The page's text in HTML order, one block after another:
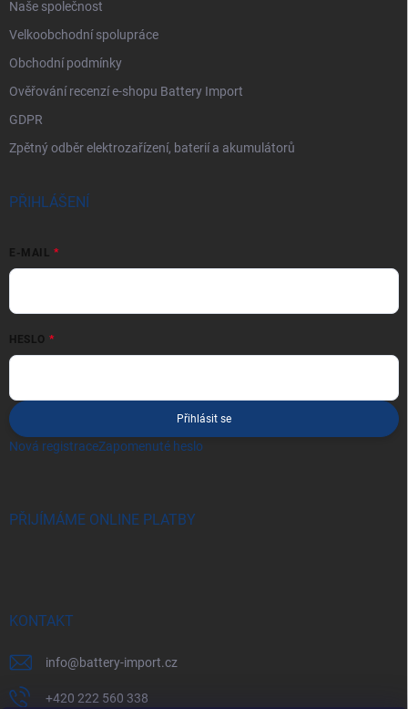
Naše společnost
Velkoobchodní spolupráce
Obchodní podmínky
Ověřování recenzí e-shopu Battery Import
GDPR
Zpětný odběr elektrozařízení, baterií a akumulátorů
PŘIHLÁŠENÍ
E-MAIL
HESLO
Přihlásit se
Nová registraceZapomenuté heslo
PŘIJÍMÁME ONLINE PLATBY
KONTAKT
info@battery-import.cz
+420 222 560 338